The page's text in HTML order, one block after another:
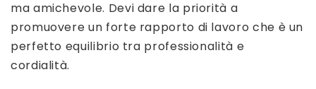
ma amichevole. Devi dare la priorità a
promuovere un forte rapporto di lavoro che è un
perfetto equilibrio tra professionalità e
cordialità.